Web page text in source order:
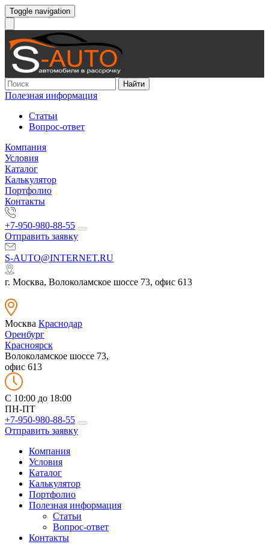
Toggle navigation
Найти
Полезная информация
Статьи
Вопрос-ответ
Компания
Условия
Каталог
Калькулятор
Портфолио
Контакты
+7-950-980-88-55
Отправить заявку
S-AUTO@INTERNET.RU
г. Москва, Волоколамское шоссе 73, офис 613
Москва Краснодар
Оренбург
Красноярск
Волоколамское шоссе 73,
офис 613
C 10:00 до 18:00
ПН-ПТ
+7-950-980-88-55
Отправить заявку
Компания
Условия
Каталог
Калькулятор
Портфолио
Полезная информация
Статьи
Вопрос-ответ
Контакты